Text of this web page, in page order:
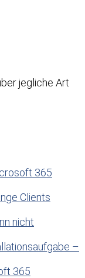
jegliche Art
365
Clients
nicht
–
365